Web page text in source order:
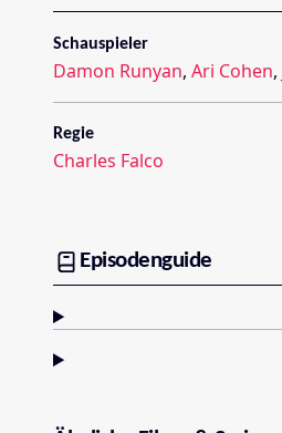
Schauspieler
Damon Runyan, Ari Cohen,
Regie
Charles Falco
Episodenguide